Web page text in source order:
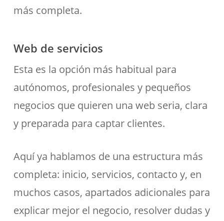
más completa.
Web de servicios
Esta es la opción más habitual para
autónomos, profesionales y pequeños
negocios que quieren una web seria, clara
y preparada para captar clientes.
Aquí ya hablamos de una estructura más
completa: inicio, servicios, contacto y, en
muchos casos, apartados adicionales para
explicar mejor el negocio, resolver dudas y